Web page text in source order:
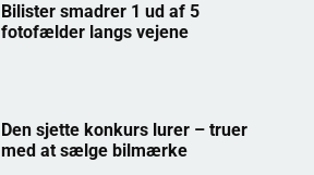
Bilister smadrer 1 ud af 5
fotofælder langs vejene
Den sjette konkurs lurer – truer
med at sælge bilmærke